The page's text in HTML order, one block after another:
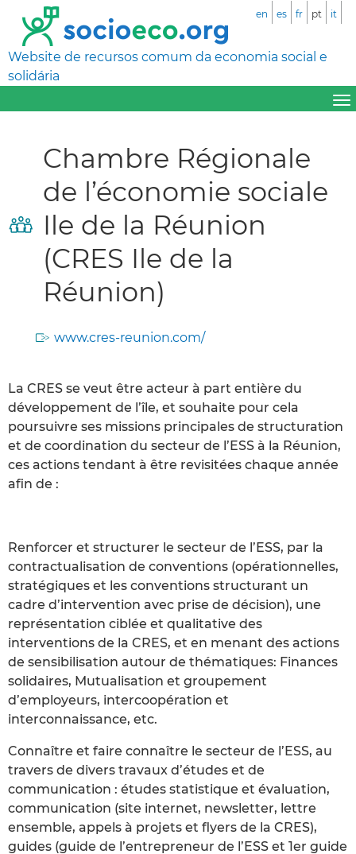
Website de recursos comum da economia social e
solidária
en es fr pt it
Chambre Régionale
de l’économie sociale
Ile de la Réunion
(CRES Ile de la
Réunion)
www.cres-reunion.com/
La CRES se veut être acteur à part entière du
développement de l’île, et souhaite pour cela
poursuivre ses missions principales de structuration
et de coordination du secteur de l’ESS à la Réunion,
ces actions tendant à être revisitées chaque année
afin de :
Renforcer et structurer le secteur de l’ESS, par la
contractualisation de conventions (opérationnelles,
stratégiques et les conventions structurant un
cadre d’intervention avec prise de décision), une
représentation ciblée et qualitative des
interventions de la CRES, et en menant des actions
de sensibilisation autour de thématiques: Finances
solidaires, Mutualisation et groupement
d’employeurs, intercoopération et
interconnaissance, etc.
Connaître et faire connaître le secteur de l’ESS, au
travers de divers travaux d’études et de
communication : études statistique et évaluation,
communication (site internet, newsletter, lettre
ensemble, appels à projets et flyers de la CRES),
guides (guide de l’entrepreneur de l’ESS et 1er guide